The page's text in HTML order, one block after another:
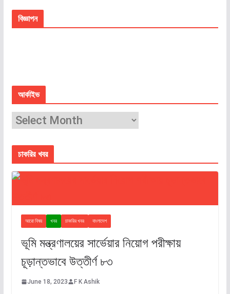
বিজ্ঞাপন
আর্কাইভ
চাকরির খবর
আরো বিষয় খবর চাকরির খবর বাংলাদেশ
ভূমি মন্ত্রণালয়ের সার্ভেয়ার নিয়োগ পরীক্ষায়
চূড়ান্তভাবে উত্তীর্ণ ৮৩
June 18, 2023 F K Ashik